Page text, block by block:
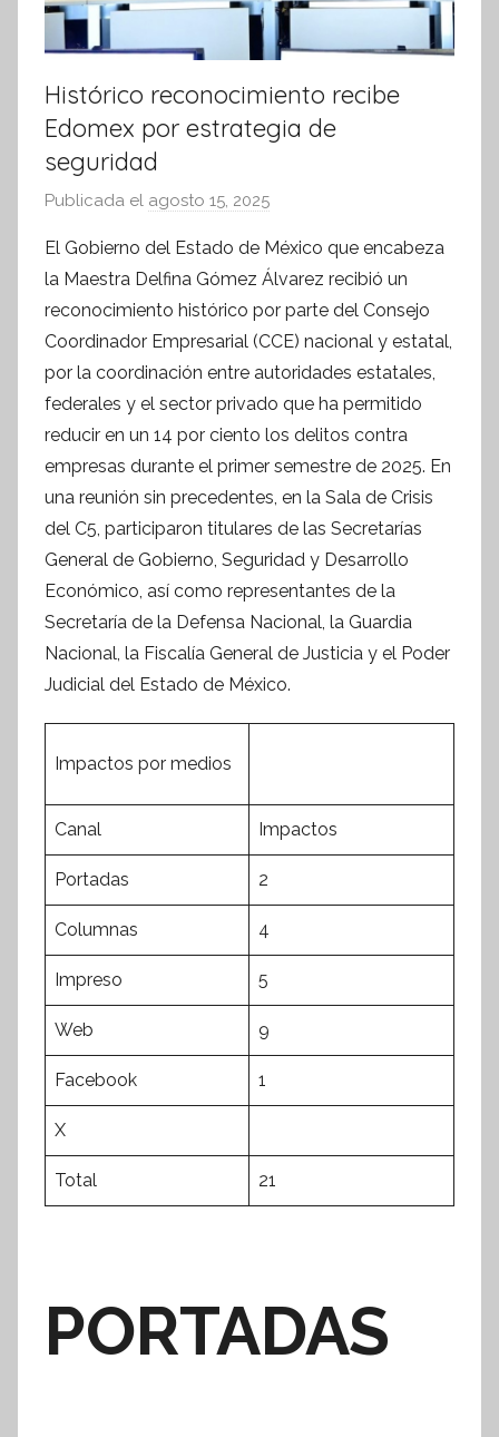
Histórico reconocimiento recibe
Edomex por estrategia de
seguridad
Publicada el agosto 15, 2025
r
S
í
n
t
e
s
s
n
r
m
a
t
a
El Gobierno del Estado de México que encabeza
la Maestra Delfina Gómez Álvarez recibió un
reconocimiento histórico por parte del Consejo
Coordinador Empresarial (CCE) nacional y estatal,
por la coordinación entre autoridades estatales,
federales y el sector privado que ha permitido
reducir en un 14 por ciento los delitos contra
empresas durante el primer semestre de 2025. En
una reunión sin precedentes, en la Sala de Crisis
del C5, participaron titulares de las Secretarías
General de Gobierno, Seguridad y Desarrollo
Económico, así como representantes de la
Secretaría de la Defensa Nacional, la Guardia
Nacional, la Fiscalía General de Justicia y el Poder
Judicial del Estado de México.
Impactos por medios
Canal Impactos
Portadas 2
Columnas 4
Impreso 5
Web 9
Facebook 1
X
Total 21
PORTADAS